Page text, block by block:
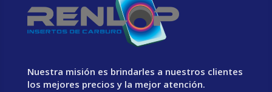
Nuestra misión es brindarles a nuestros clientes
los mejores precios y la mejor atención.